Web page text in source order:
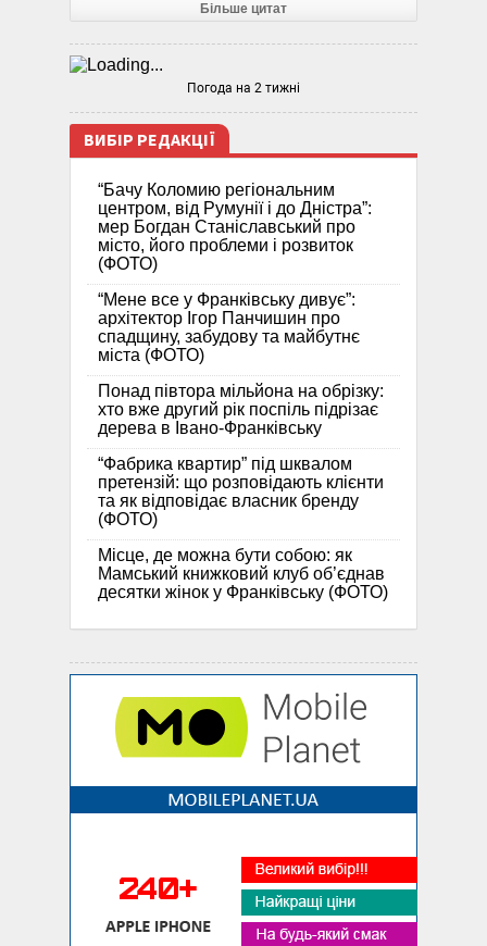
Більше цитат
Погода на 2 тижні
ВИБІР РЕДАКЦІЇ
“Бачу Коломию регіональним
центром, від Румунії і до Дністра”:
мер Богдан Станіславський про
місто, його проблеми і розвиток
(ФОТО)
“Мене все у Франківську дивує”:
архітектор Ігор Панчишин про
спадщину, забудову та майбутнє
міста (ФОТО)
Понад півтора мільйона на обрізку:
хто вже другий рік поспіль підрізає
дерева в Івано-Франківську
“Фабрика квартир” під шквалом
претензій: що розповідають клієнти
та як відповідає власник бренду
(ФОТО)
Місце, де можна бути собою: як
Мамський книжковий клуб об’єднав
десятки жінок у Франківську (ФОТО)